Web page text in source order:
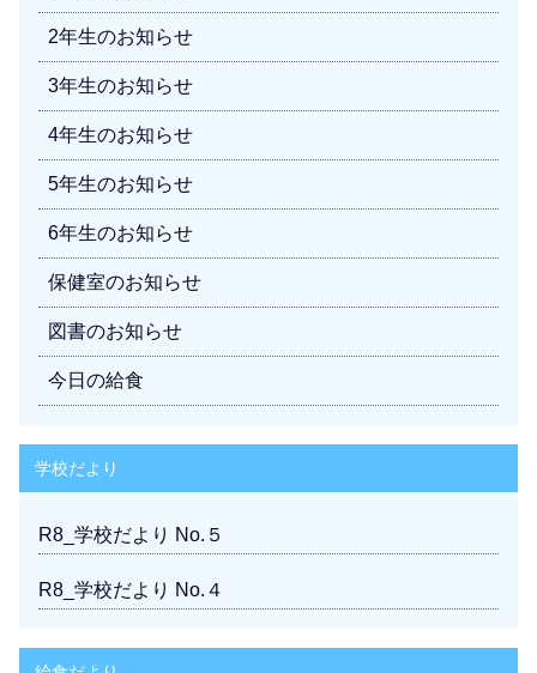
2年生のお知らせ
3年生のお知らせ
4年生のお知らせ
5年生のお知らせ
6年生のお知らせ
保健室のお知らせ
図書のお知らせ
今日の給食
学校だより
R8_学校だより No.５
R8_学校だより No.４